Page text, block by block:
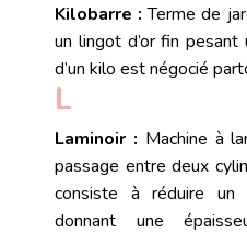
Kilobarre : Terme de
un lingotd’or fin pesant
d’un kilo est négocié
L
Laminoir : Machine à
passage entre deux
consiste à réduire
donnant une